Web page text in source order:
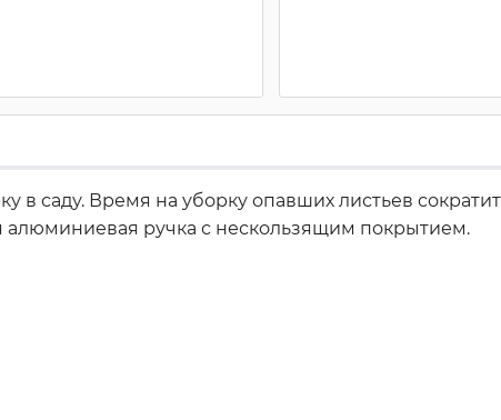
в саду. Время на уборку опавших листьев
алюминиевая ручка с нескользящим покрытием.